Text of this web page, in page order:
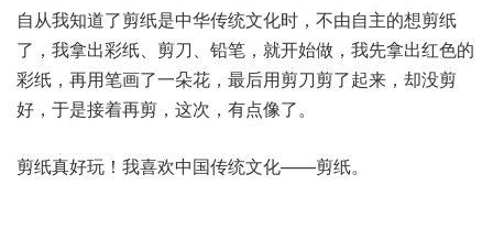
自从我知道了剪纸是中华传统文化时，不由自主的想剪纸
了，我拿出彩纸、剪刀、铅笔，就开始做，我先拿出红色的
彩纸，再用笔画了一朵花，最后用剪刀剪了起来，却没剪
好，于是接着再剪，这次，有点像了。
剪纸真好玩！我喜欢中国传统文化——剪纸。